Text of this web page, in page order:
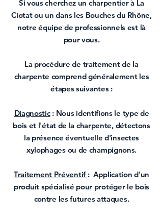
Si vous cherchez un charpentier à La
Ciotatou un dans les Bouches du Rhône,
notre équipe de professionnels est là
pour vous.
La procédure de traitement de la
charpente comprend généralement les
étapes suivantes :
Diagnostic: Nous identifions le type de
bois et l'état de la charpente, détectons
la présence éventuelle d'insectes
xylophages ou de champignons.
Traitement Préventif : Application d'un
produit spécialisé pour protéger le bois
contre les futures attaques.